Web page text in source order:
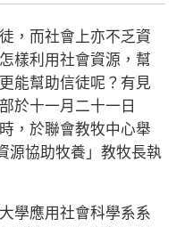
而社會上亦不乏資
樣利用社會資源，幫
能幫助信徒呢？有見
於十一月二十一日
，於聯會教牧中心舉
源協助牧養」教牧長執
應用社會科學系系